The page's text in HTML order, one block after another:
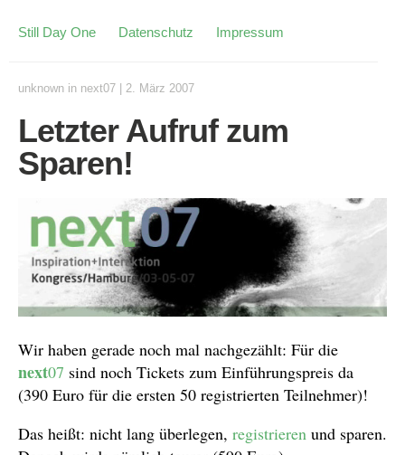
Still Day One Datenschutz Impressum
unknown in next07 2. März 2007
Letzter Aufruf zum
Sparen!
Wir haben gerade noch mal nachgezählt: Für die
next07 sind noch Tickets zum Einführungspreis da
(390 Euro für die ersten 50 registrierten Teilnehmer)!
Das heißt: nicht lang überlegen, registrieren und sparen.